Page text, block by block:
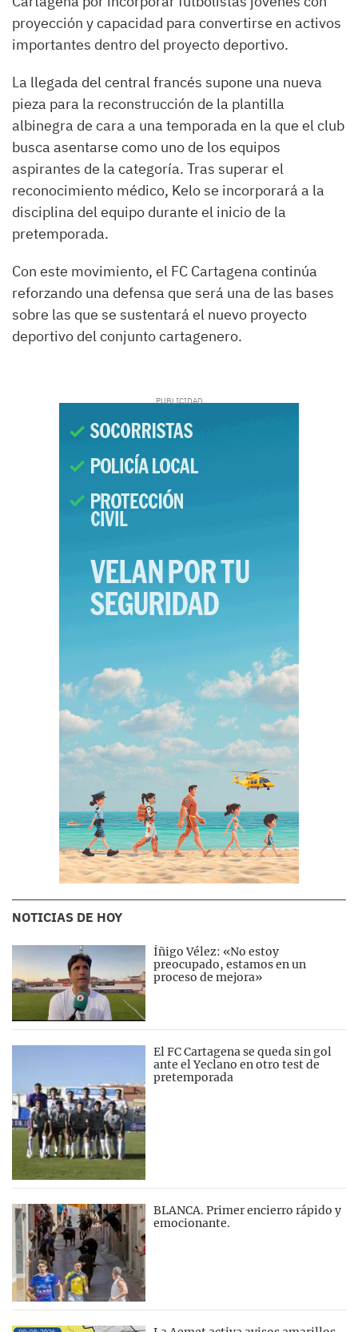
proyección y capacidad para convertirse en activos
importantes dentro del proyecto deportivo.
La llegada del central francés supone una nueva
pieza para la reconstrucción de la plantilla
albinegra de cara a una temporada en la que el club
busca asentarse como uno de los equipos
aspirantes de la categoría. Tras superar el
reconocimiento médico, Kelo se incorporará a la
disciplina del equipo durante el inicio de la
pretemporada.
Con este movimiento, el FC Cartagena continúa
reforzando una defensa que será una de las bases
sobre las que se sustentará el nuevo proyecto
deportivo del conjunto cartagenero.
NOTICIAS DE HOY
Íñigo Vélez: «No estoy
preocupado, estamos en un
proceso de mejora»
El FC Cartagena se queda sin gol
ante el Yeclano en otro test de
pretemporada
BLANCA. Primer encierro rápido y
emocionante.